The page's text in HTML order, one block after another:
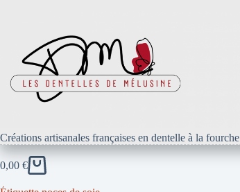
Créations artisanales françaises en dentelle à la fourche
Panier
0,00 €